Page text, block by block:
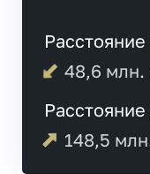
48,6 млн.
148,5